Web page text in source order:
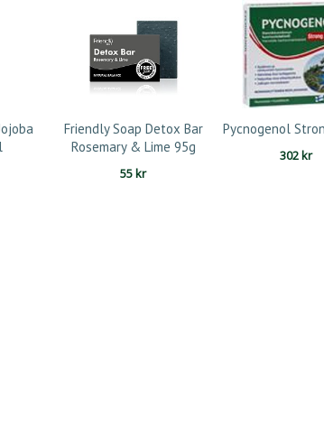
Friendly Soap Detox Bar
Rosemary & Lime 95g
55kr
Pycnogenol
302kr